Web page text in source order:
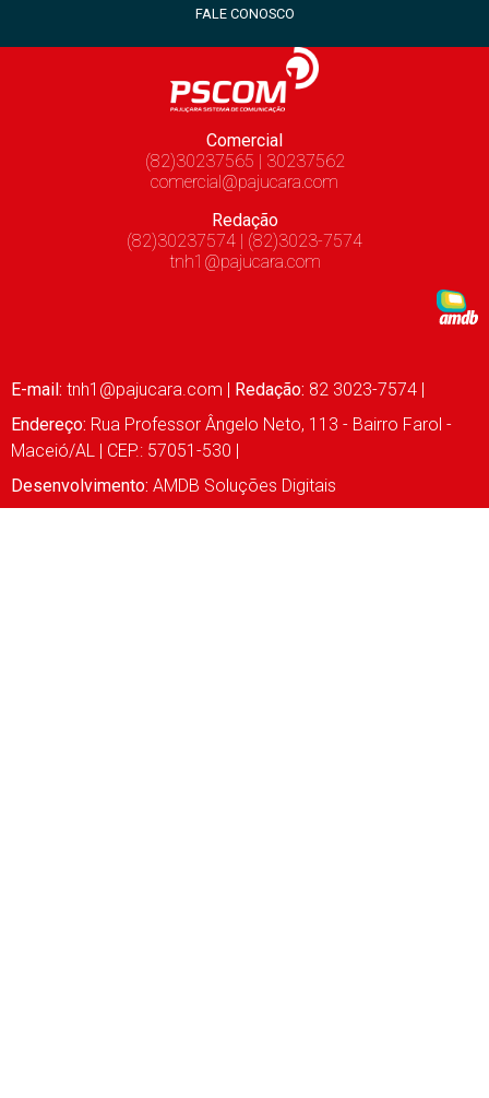
FALE CONOSCO
Comercial
(82)30237565 | 30237562
comercial@pajucara.com
Redação
(82)30237574 | (82)3023-7574
tnh1@pajucara.com
E-mail: tnh1@pajucara.com Redação: 82 3023-7574 |
Endereço: Rua Professor Ângelo Neto, 113 - Bairro Farol -
Maceió/AL | CEP.: 57051-530 |
Desenvolvimento: AMDB Soluções Digitais